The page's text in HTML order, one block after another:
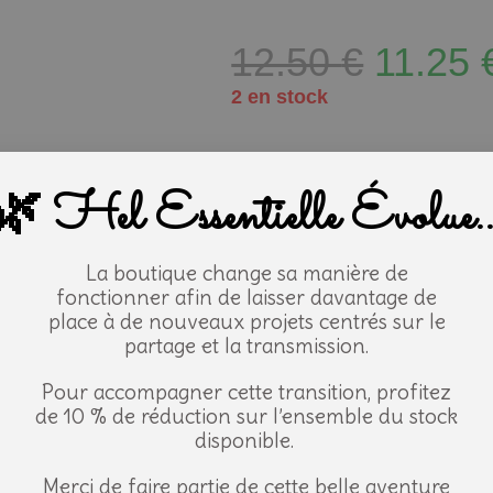
12.50€ 11.25
2 en stock
Catégorie
Astérale HE
Étiquette
Astérale
de l'huile
Informations générales
Hel Essentielle
La boutique change sa manière de
fonctionner afin de laisser davantage de
place à de nouveaux projets centrés sur le
partage et la transmission.
Pour accompagner cette transition, profitez
de 10 % de réduction sur l’ensemble du stock
disponible.
Merci de faire partie de cette belle aventure